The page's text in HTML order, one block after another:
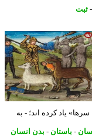
یاد کرده اند؛ - به
-باستان-بدن انسان